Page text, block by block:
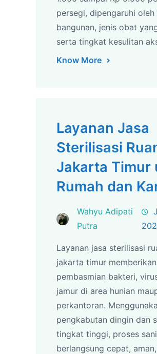
persegi, dipengaruhi
bangunan, jenis obat
serta tingkat kesulitan
Know More
Layanan Jasa
Sterilisasi
Jakarta Timur
Rumah dan
Wahyu Adipati
Putra
Layanan jasa sterilisasi
jakarta timur
pembasmian bakteri,
jamur di area hunian
perkantoran.
pengkabutan dingin dan
tingkat tinggi, proses
berlangsung cepat,